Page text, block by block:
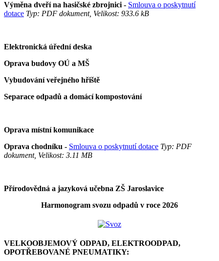
Výměna dveří na hasičské zbrojnici - Smlouva o poskytnutí
dotace Typ: PDF dokument, Velikost: 933.6 kB
Elektronická úřední deska
Oprava budovy OÚ a MŠ
Vybudování veřejného hřiště
Separace odpadů a domácí kompostování
Oprava místní komunikace
Oprava chodníku - Smlouva o poskytnutí dotace Typ: PDF
dokument, Velikost: 3.11 MB
Přírodovědná a jazyková učebna ZŠ Jaroslavice
Harmonogram svozu odpadů v roce 2026
VELKOOBJEMOVÝ ODPAD, ELEKTROODPAD,
OPOTŘEBOVANÉ PNEUMATIKY: